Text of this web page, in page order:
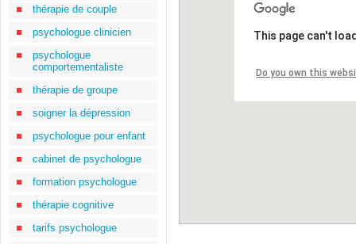
thérapie de couple
psychologue clinicien
psychologue
comportementaliste
thérapie de groupe
soigner la dépression
psychologue pour enfant
cabinet de psychologue
formation psychologue
thérapie cognitive
tarifs psychologue
This page can't
Do you own this